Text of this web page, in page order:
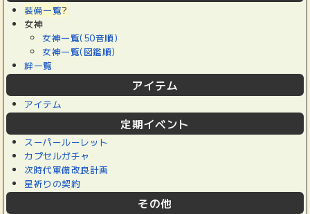
装備一覧?
女神
女神一覧(50音順)
女神一覧(図鑑順)
絆一覧
アイテム
アイテム
定期イベント
スーパールーレット
カプセルガチャ
次時代軍備改良計画
星祈りの契約
その他